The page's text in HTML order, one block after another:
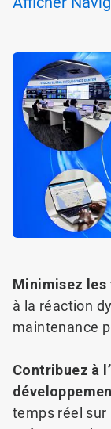
Minimisez les
à la réaction
maintenance
Contribuez à
temps réel sur